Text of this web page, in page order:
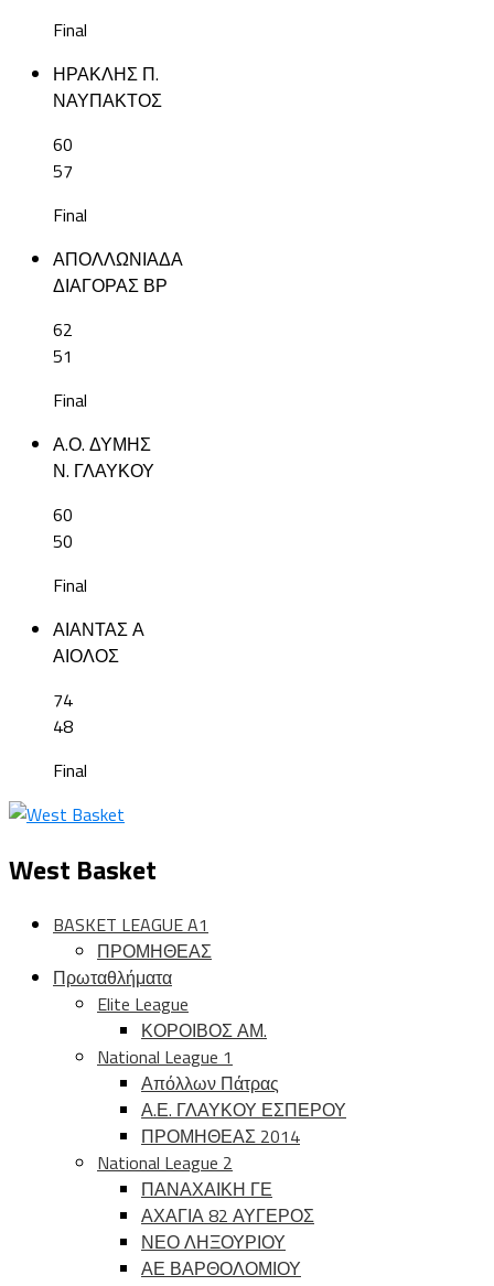
Final
ΗΡΑΚΛΗΣ Π.
ΝΑΥΠΑΚΤΟΣ
60
57
Final
ΑΠΟΛΛΩΝΙΑΔΑ
ΔΙΑΓΟΡΑΣ ΒΡ
62
51
Final
Α.Ο. ΔΥΜΗΣ
Ν. ΓΛΑΥΚΟΥ
60
50
Final
ΑΙΑΝΤΑΣ Α
ΑΙΟΛΟΣ
74
48
Final
West Basket
BASKET LEAGUE A1
ΠΡΟΜΗΘΕΑΣ
Πρωταθλήματα
Elite League
ΚΟΡΟΙΒΟΣ ΑΜ.
National League 1
Απόλλων Πάτρας
Α.Ε. ΓΛΑΥΚΟΥ ΕΣΠΕΡΟΥ
ΠΡΟΜΗΘΕΑΣ 2014
National League 2
ΠΑΝΑΧΑΙΚΗ ΓΕ
ΑΧΑΓΙΑ 82 ΑΥΓΕΡΟΣ
ΝΕΟ ΛΗΞΟΥΡΙΟΥ
ΑΕ ΒΑΡΘΟΛΟΜΙΟΥ